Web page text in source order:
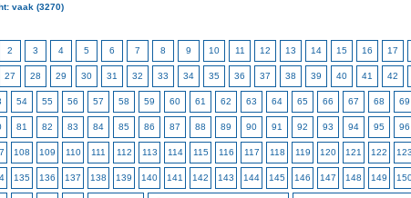
vaak (3270)
2 3 4 5 6 7 8 9 10 11 12 13 14 15 16 17
27 28 29 30 31 32 33 34 35 36 37 38 39 40 41 42
54 55 56 57 58 59 60 61 62 63 64 65 66 67 68 69
81 82 83 84 85 86 87 88 89 90 91 92 93 94 95 96
108 109 110 111 112 113 114 115 116 117 118 119 120 121 122 123
135 136 137 138 139 140 141 142 143 144 145 146 147 148 149